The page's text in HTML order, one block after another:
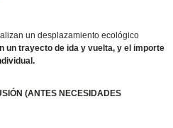
un desplazamiento ecológico
un trayecto de ida y vuelta, y el importe
(ANTES NECESIDADES